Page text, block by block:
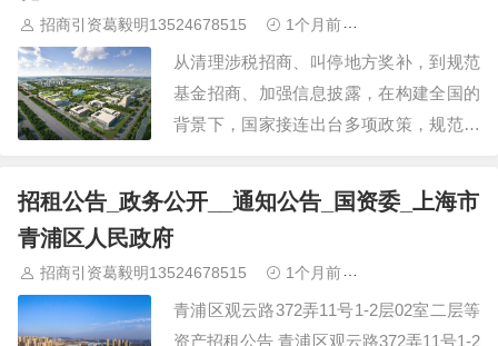
招商引资葛毅明13524678515 1个月前
从清理涉税招商、叫停地方奖补，到规范
基金招商、加强信息披露，在构建全国的
背景下，国家接连出台多项政策，规范地
列政策出台后，地方招商引资规范化发展
逐渐提速，各类创新性招商模式开始呈
“内卷式”招商，导致部分…
招租公告_政务公开__通知公告_国资委_上海市
青浦区人民政府
招商引资葛毅明13524678515 1个月前
青浦区观云路372弄11号1-2层02室二层等
资产招租公告 青浦区观云路372弄11号1-2